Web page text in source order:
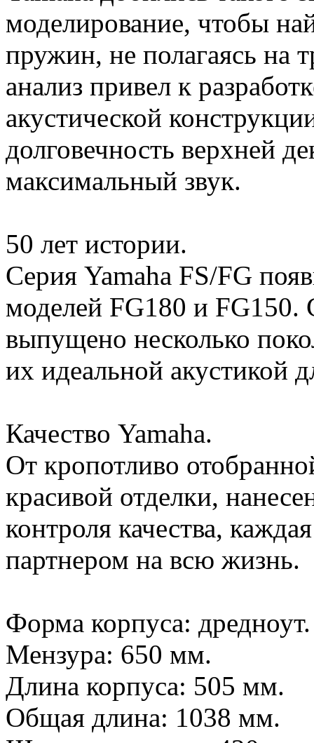
моделирование, чтобы
пружин, не полагаясь на
анализ привел к
акустической
долговечность верхней
максимальный звук.
50 лет истории.
Серия Yamaha FS/FG
моделей FG180 и FG150.
выпущено несколько
их идеальной акустикой
Качество Yamaha.
От кропотливо
красивой отделки,
контроля качества,
партнером на всю жизнь.
Форма корпуса: дредноут.
Мензура: 650 мм.
Длина корпуса: 505 мм.
Общая длина: 1038 мм.